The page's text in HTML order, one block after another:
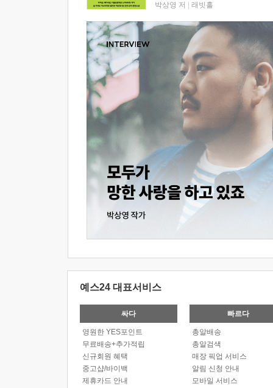
박상영 저 래빗홀
예스24 대표서비스
싸다
영원한 YES포인트
무료배송+추가적립
신규회원 혜택
중고샵/바이백
제휴카드 안내
빠르다
총알배송
총알검색
매장 픽업 서비스
알림 신청 안내
모바일 서비스